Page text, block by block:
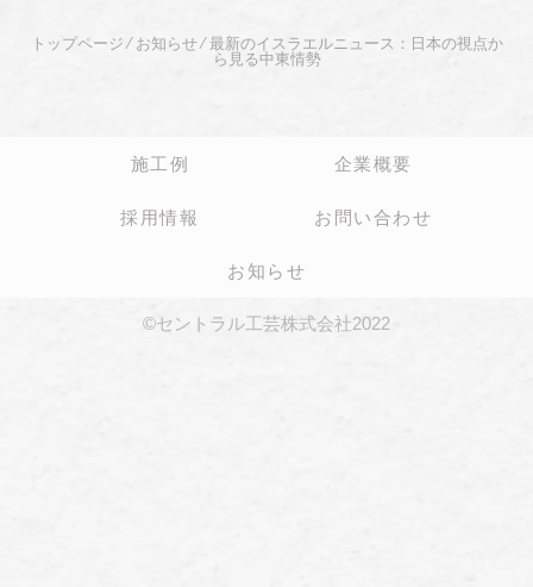
トップページ ⁄ お知らせ⁄最新のイスラエルニュース：日本の視点か
ら見る中東情勢
施工例 企業概要
採用情報 お問い合わせ
お知らせ
©セントラル工芸株式会社2022